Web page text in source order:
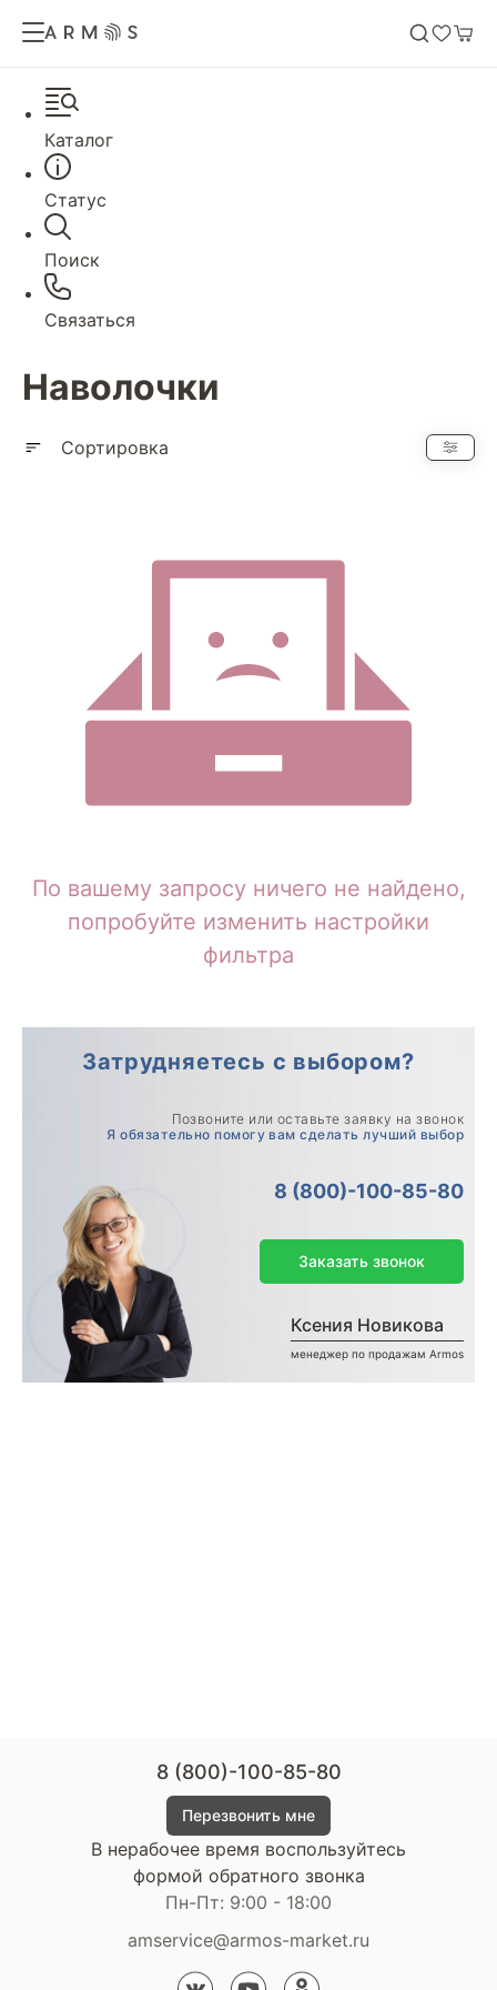
Каталог
Статус
Поиск
Связаться
Наволочки
Сортировка
По вашему запросу ничего не найдено,
попробуйте изменить настройки
фильтра
Затрудняетесь с выбором?
Позвоните или оставьте заявку на звонок
Я обязательно помогу вам сделать лучший выбор
8 (800)-100-85-80
Ксения Новикова
менеджер по продажам Armos
Заказать звонок
8 (800)-100-85-80
Перезвонить мне
В нерабочее время воспользуйтесь
формой обратного звонка
Пн-Пт: 9:00 - 18:00
amservice@armos-market.ru